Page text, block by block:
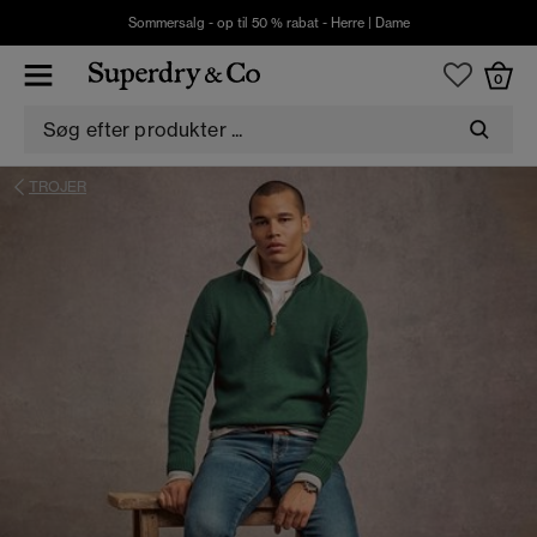
Sommersalg - op til 50 % rabat - Herre| Dame
0
TROJER